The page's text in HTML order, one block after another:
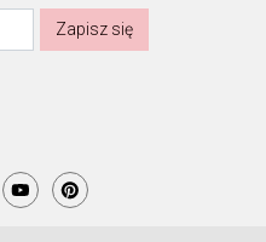
Zapisz się